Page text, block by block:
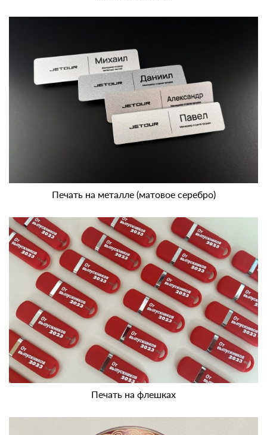
Печать на металле (матовое серебро)
Печать на флешках